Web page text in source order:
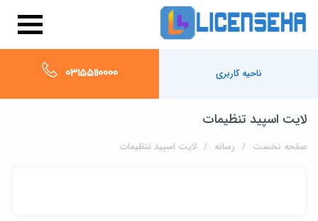
ناحیه کاربری 03155110000
لایت اسپید تنظیمات
صفحه نخست رسانه لایت اسپید تنظیمات